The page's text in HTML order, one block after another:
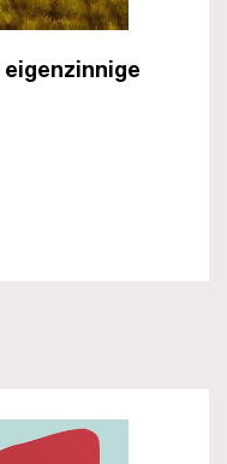
eigenzinnige